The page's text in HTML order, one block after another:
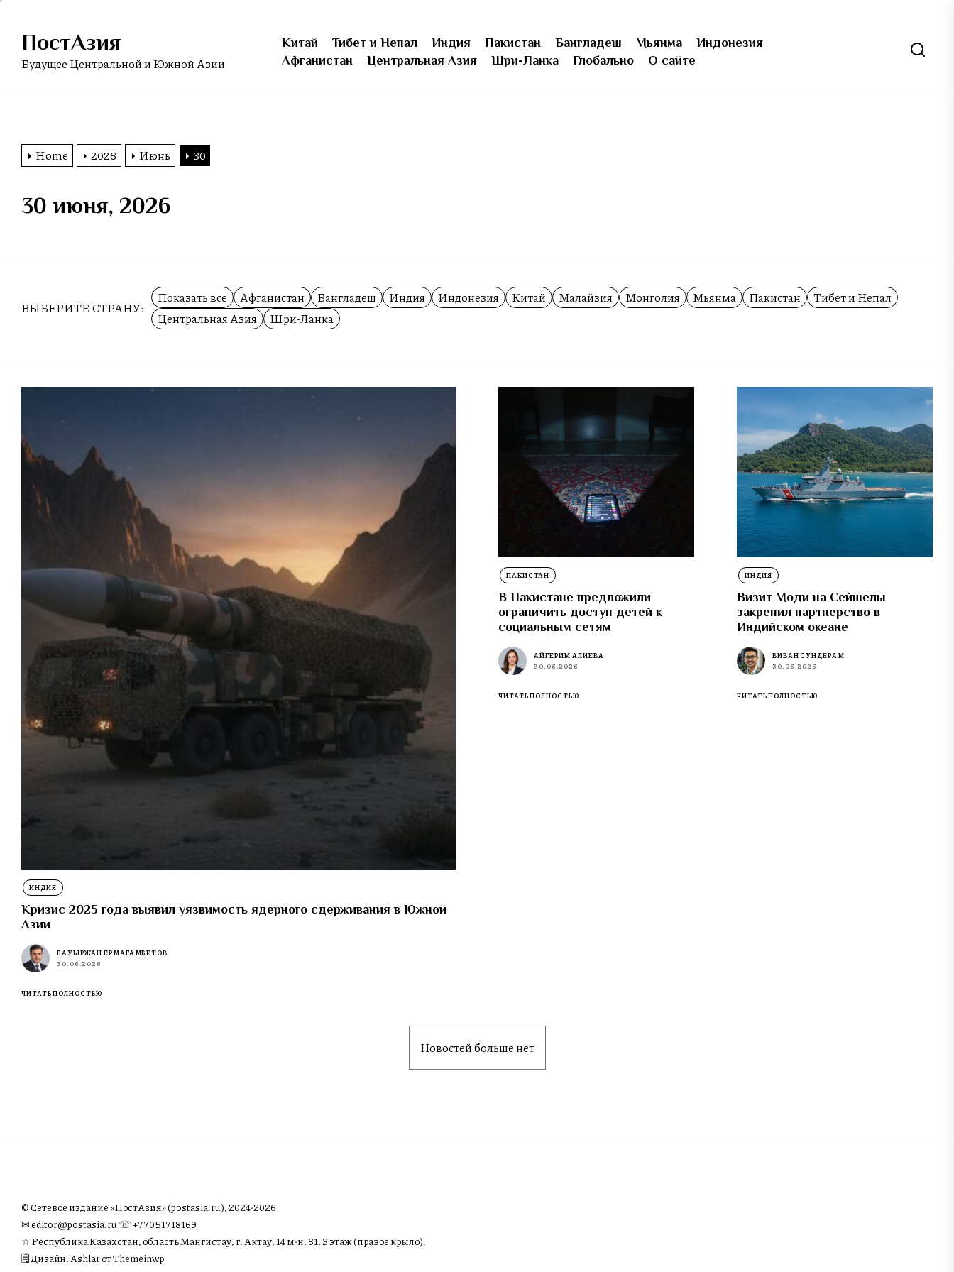
Skip
content
ПостАзия
Будущее Центральной и Южной Азии
Китай Тибет и Непал Индия Пакистан Бангладеш Мьянма
Индонезия
Афганистан
Центральная Азия Шри-Ланка Глобально О сайте
Home 2026 Июнь 30
30 июня, 2026
ВЫБЕРИТЕ СТРАНУ:
Показать все Афганистан Бангладеш Индия Индонезия Китай Малайзия Монголия Мьянма Пакистан
Тибет и Непал
Центральная Азия
Шри-Ланка
ИНДИЯ
Кризис 2025 года выявил уязвимость ядерного сдерживания в Южной
Азии
БАУЫРЖАН ЕРМАГАМБЕТОВ
30.06.2026
ЧИТАТЬ ПОЛНОСТЬЮ
ПАКИСТАН
В Пакистане предложили
ограничить доступ детей к
социальным сетям
АЙГЕРИМ АЛИЕВА
30.06.2026
ЧИТАТЬ ПОЛНОСТЬЮ
ИНДИЯ
Визит Моди на Сейшелы
закрепил партнерство в
Индийском океане
ВИВАН СУНДЕРАМ
30.06.2026
ЧИТАТЬ ПОЛНОСТЬЮ
Новостей больше нет
© Сетевое издание «ПостАзия» (postasia.ru), 2024-2026
✉︎editor@postasia.ru ☏ +77051718169
☆ Республика Казахстан, область Мангистау, г. Актау, 14 м-н, 61, 3 этаж (правое крыло).
🗒 Дизайн: Ashlar от Themeinwp